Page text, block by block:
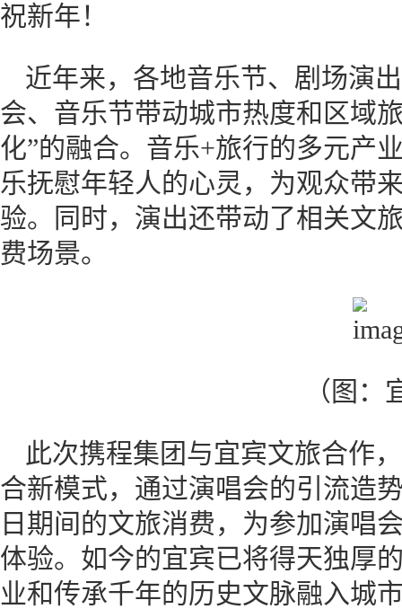
祝新年！
近年来，各地音乐节、剧场演
会、音乐节带动城市热度和区域
化”的融合。音乐+旅行的多元产
乐抚慰年轻人的心灵，为观众带
验。同时，演出还带动了相关文
费场景。
（图：
此次携程集团与宜宾文旅合作
合新模式，通过演唱会的引流造
日期间的文旅消费，为参加演唱
体验。如今的宜宾已将得天独厚
业和传承千年的历史文脉融入城